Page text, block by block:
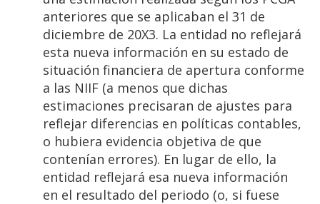
anteriores que se aplicaban el 31 de
diciembre de 20X3. La entidad no reflejará
esta nueva información en su estado de
situación financiera de apertura conforme
a las NIIF (a menos que dichas
estimaciones precisaran de ajustes para
reflejar diferencias en políticas contables,
o hubiera evidencia objetiva de que
contenían errores). En lugar de ello, la
entidad reflejará esa nueva información
en el resultado del periodo (o, si fuese